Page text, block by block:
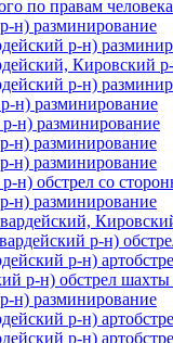
по правам
н) разминирование
р-н)
Кировский
р-н)
н) разминирование
н) разминирование
н) разминирование
н) разминирование
н) обстрел со
н) разминирование
р-н)
р-н)
р-н) обстрел шахты
н) разминирование
р-н)
р-н)